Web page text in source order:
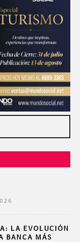
LA EVOLUCIÓN
BANCA MÁS